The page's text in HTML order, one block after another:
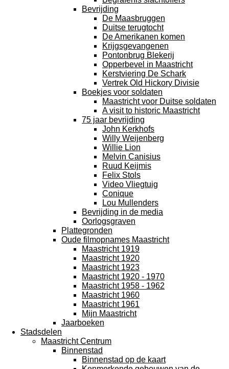
Bevrijding
De Maasbruggen
Duitse terugtocht
De Amerikanen komen
Krijgsgevangenen
Pontonbrug Blekerij
Opperbevel in Maastricht
Kerstviering De Schark
Vertrek Old Hickory Divisie
Boekjes voor soldaten
Maastricht voor Duitse soldaten
A visit to historic Maastricht
75 jaar bevrijding
John Kerkhofs
Willy Weijenberg
Willie Lion
Melvin Canisius
Ruud Keijmis
Felix Stols
Video Vliegtuig
Conique
Lou Mullenders
Bevrijding in de media
Oorlogsgraven
Plattegronden
Oude filmopnames Maastricht
Maastricht 1919
Maastricht 1920
Maastricht 1923
Maastricht 1920 - 1970
Maastricht 1958 - 1962
Maastricht 1960
Maastricht 1961
Mijn Maastricht
Jaarboeken
Stadsdelen
Maastricht Centrum
Binnenstad
Binnenstad op de kaart